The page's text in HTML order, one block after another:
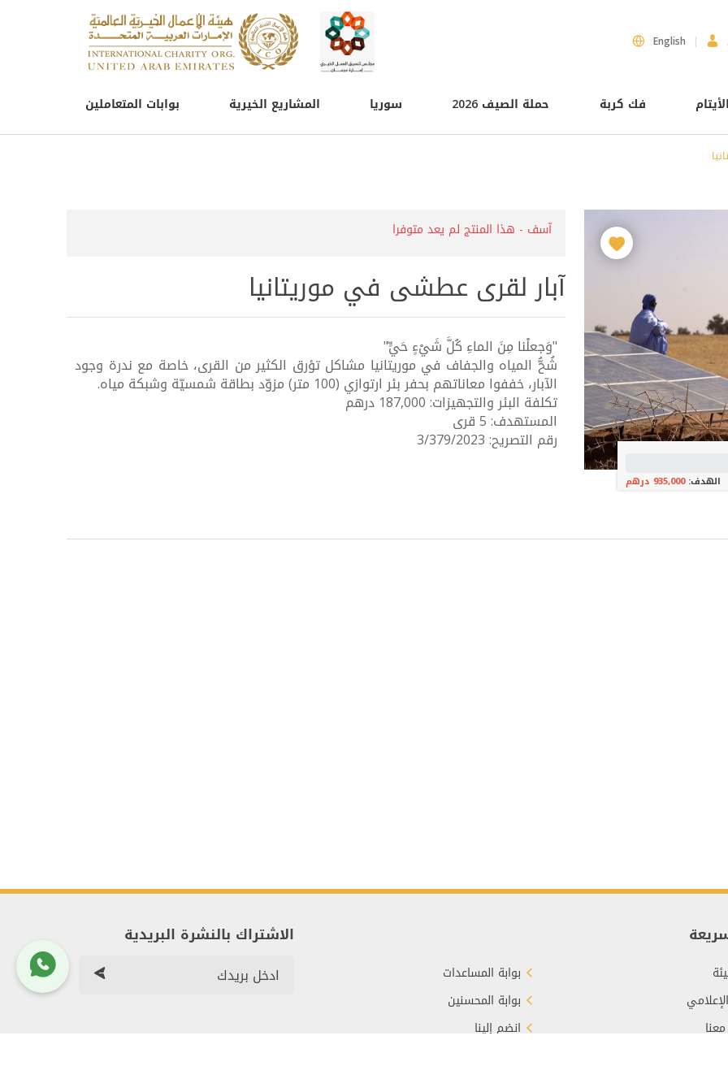
English
فك كربة حملة الصيف 2026 سوريا المشاريع الخيرية
الهدف:935,000 درهم
آسف - هذا المنتج لم يعد متوفرا
آبار لقرى عطشى في موريتانيا
"وَجعلْنا مِنَ الماءِ كُلَّ شَيْءٍ حَيٍّ"
شُحُّ المياه والجفاف في موريتانيا مشاكل تؤرق الكثير من القرى، خاصة مع ندرة وجود
الآبار، خففوا معاناتهم بحفر بئر ارتوازي (100 متر) مزوّد بطاقة شمسيّة وشبكة مياه.
تكلفة البئر والتجهيزات: 187,000 درهم
المستهدف: 5 قرى
رقم التصريح: 3/379/2023
بوابة المساعدات
بوابة المحسنين
انضم إلينا
الاشتراك بالنشرة البريدية